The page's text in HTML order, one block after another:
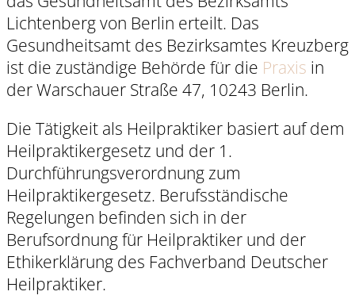
Lichtenberg von Berlin erteilt. Das
Gesundheitsamt des Bezirksamtes Kreuzberg
ist die zuständige Behörde für die Praxis in
der Warschauer Straße 47, 10243 Berlin.
Die Tätigkeit als Heilpraktiker basiert auf dem
Heilpraktikergesetz und der 1.
Durchführungsverordnung zum
Heilpraktikergesetz. Berufsständische
Regelungen befinden sich in der
Berufsordnung für Heilpraktiker und der
Ethikerklärung des Fachverband Deutscher
Heilpraktiker.